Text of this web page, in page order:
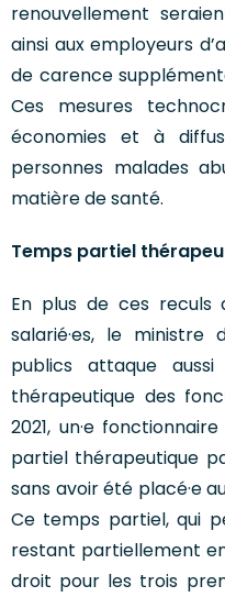
renouvellement
ainsi aux employeurs
de carence
Ces mesures
économies et à
personnes malades
matière de santé.
Temps partiel
En plus de ces reculs
salarié·es, le
publics attaque
thérapeutique des
2021, un·e
partiel thérapeutique
sans avoir été placé·e
Ce temps partiel, qui
restant partiellement
droit pour les trois